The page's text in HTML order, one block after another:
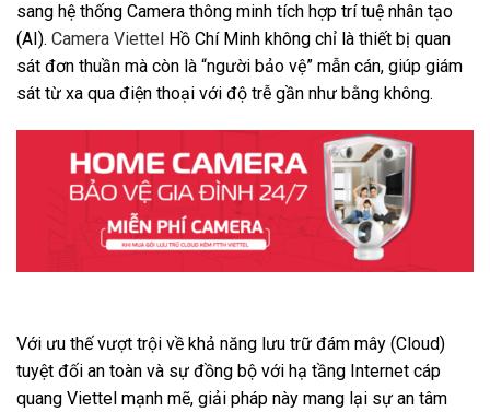
sang hệ thống Camera thông minh tích hợp trí tuệ nhân tạo
(AI). Camera Viettel
Hồ Chí Minh không chỉ là thiết bị quan
sát đơn thuần mà còn là “người bảo vệ” mẫn cán, giúp giám
sát từ xa qua điện thoại với độ trễ gần như bằng không.
Với ưu thế vượt trội về khả năng lưu trữ đám mây (Cloud)
tuyệt đối an toàn và sự đồng bộ với hạ tầng Internet cáp
quang Viettel mạnh mẽ, giải pháp này mang lại sự an tâm